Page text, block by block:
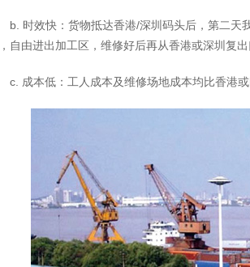
b. 时效快：货物抵达香港/深圳码头后，第二天
自由进出加工区，维修好后再从香港或深圳复出
c. 成本低：工人成本及维修场地成本均比香港或